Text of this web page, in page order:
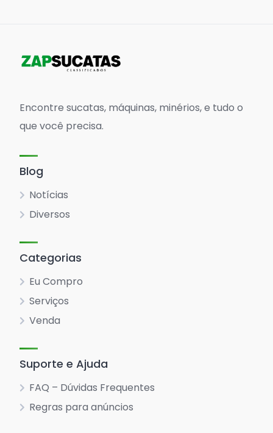
Encontre sucatas, máquinas, minérios, e tudo o
que você precisa.
Blog
Notícias
Diversos
Categorias
Eu Compro
Serviços
Venda
Suporte e Ajuda
FAQ – Dúvidas Frequentes
Regras para anúncios